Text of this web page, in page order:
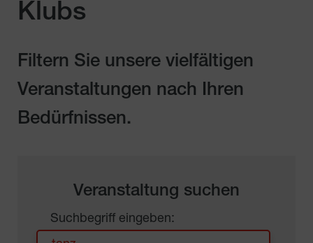
Klubs
Filtern Sie unsere vielfältigen
Veranstaltungen nach Ihren
Bedürfnissen.
Veranstaltung suchen
Suchbegriff eingeben: